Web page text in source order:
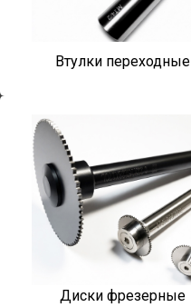
Втулки переходные
Диски фрезерные